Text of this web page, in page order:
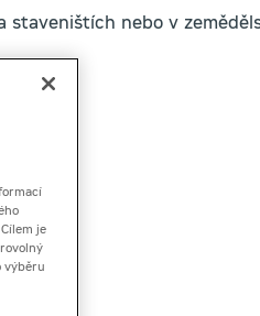
staveništích nebo v
je
výběru